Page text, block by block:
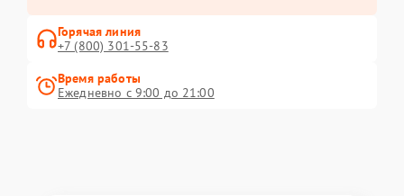
Горячая линия
+7 (800) 301-55-83
Время работы
Ежедневно с 9:00 до 21:00